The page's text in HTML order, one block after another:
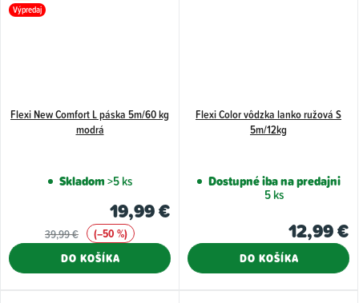
Výpredaj
Flexi New Comfort L páska 5m/60 kg
modrá
Skladom>5 ks
19,99 €
39,99 €
(–50 %)
DO KOŠÍKA
Flexi Color vôdzka lanko ružová S
5m/12kg
Dostupné iba na predajni
5 ks
12,99 €
DO KOŠÍKA